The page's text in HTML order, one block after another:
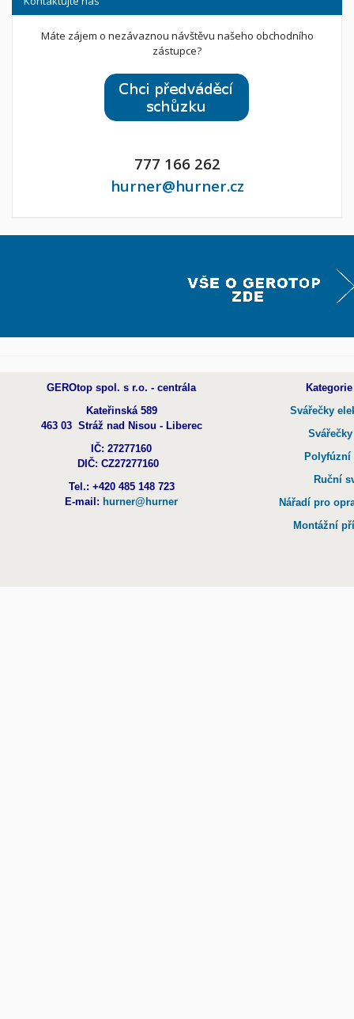
Máte zájem o nezávaznou návštěvu našeho obchodního
zástupce?
777 166 262
hurner@hurner.cz
GEROtop spol. s r.o. - centrála
Kateřinská 589
463 03 Stráž nad Nisou - Liberec
IČ: 27277160
DIČ: CZ27277160
Tel.: +420 485 148 723
E-mail: hurner@hurner
Svářečky
Polyfúzní
Ruční
Nářadí pro
Montážní